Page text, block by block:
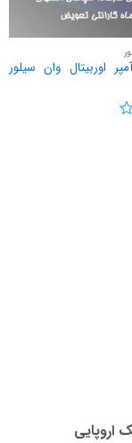
74 آمپر اوربیتال وان سیلور
اروپایی